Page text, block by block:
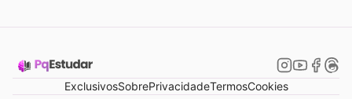
ExclusivosSobrePrivacidadeTermosCookies